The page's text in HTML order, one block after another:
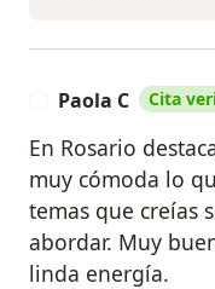
Paola C Cita
En Rosario
muy cómoda lo
temas que creías
abordar. Muy
linda energía.